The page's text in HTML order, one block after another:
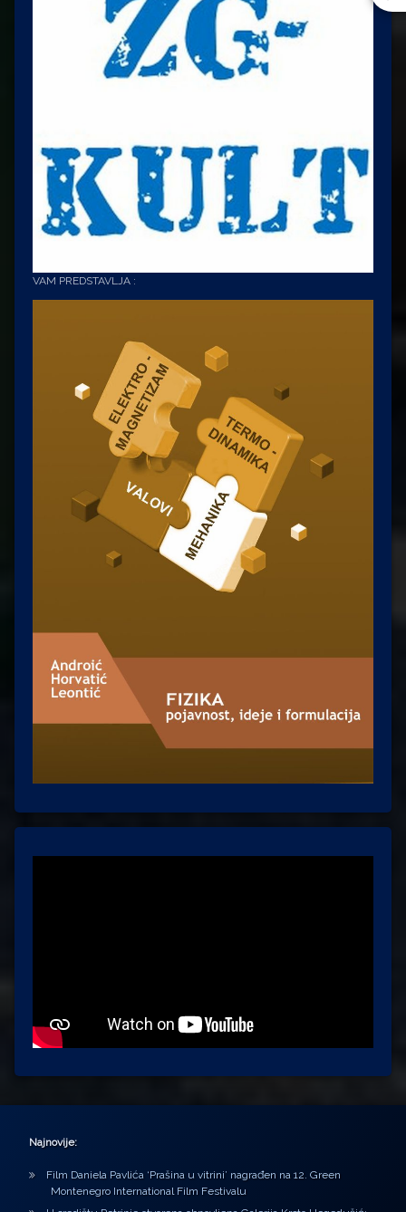
VAM PREDSTAVLJA :
Najnovije:
Film Daniela Pavlića ‘Prašina u vitrini’ nagrađen na 12. Green
Montenegro International Film Festivalu